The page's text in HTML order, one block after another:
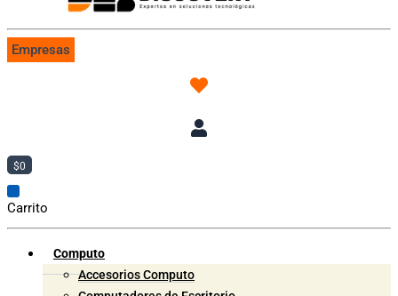
Empresas
$0
Carrito
Computo
Accesorios Computo